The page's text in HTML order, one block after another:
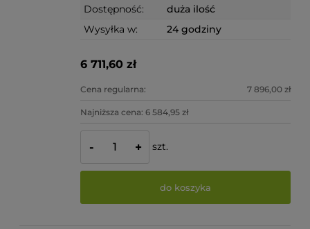
Dostępność:
duża ilość
Wysyłka w:
24 godziny
6 711,60 zł
Cena regularna: 7 896,00 zł
Najniższa cena:6 584,95 zł
- + szt.
do koszyka